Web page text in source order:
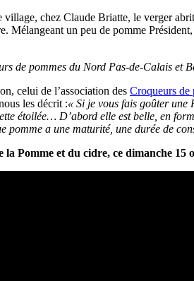
village, chez Claude Briatte, le verger
Mélangeant un peu de pomme
de pommes du Nord Pas-de-Calais et
celui de l’association des Croqueurs de
les décrit :« Si je vous fais goûter une
étoilée… D’abord elle est belle, en
pomme a une maturité, une durée de
la Pomme et du cidre, ce dimanche